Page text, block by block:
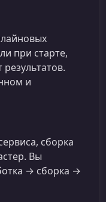
при старте,
и
сборка
Вы
→ сборка →